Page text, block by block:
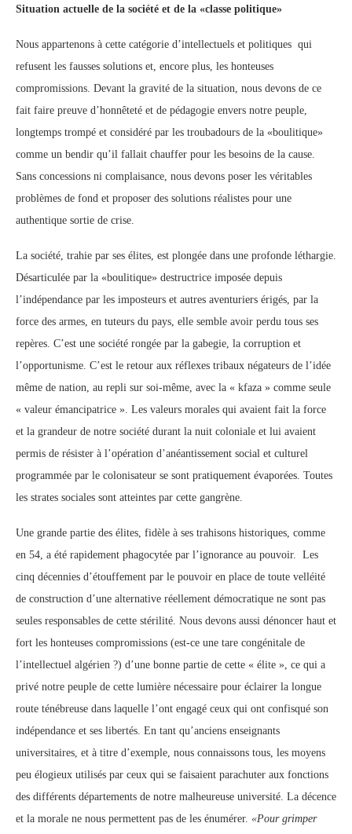
Situation actuelle de la société et de la «classe politique»
Nous appartenons à cette catégorie d’intellectuels et politiques qui
refusent les fausses solutions et, encore plus, les honteuses
compromissions. Devant la gravité de la situation, nous devons de ce
fait faire preuve d’honnêteté et de pédagogie envers notre peuple,
longtemps trompé et considéré par les troubadours de la «boulitique»
comme un bendir qu’il fallait chauffer pour les besoins de la cause.
Sans concessions ni complaisance, nous devons poser les véritables
problèmes de fond et proposer des solutions réalistes pour une
authentique sortie de crise.
La société, trahie par ses élites, est plongée dans une profonde léthargie.
Désarticulée par la «boulitique» destructrice imposée depuis
l’indépendance par les imposteurs et autres aventuriers érigés, par la
force des armes, en tuteurs du pays, elle semble avoir perdu tous ses
repères. C’est une société rongée par la gabegie, la corruption et
l’opportunisme. C’est le retour aux réflexes tribaux négateurs de l’idée
même de nation, au repli sur soi-même, avec la « kfaza » comme seule
« valeur émancipatrice ». Les valeurs morales qui avaient fait la force
et la grandeur de notre société durant la nuit coloniale et lui avaient
permis de résister à l’opération d’anéantissement social et culturel
programmée par le colonisateur se sont pratiquement évaporées. Toutes
les strates sociales sont atteintes par cette gangrène.
Une grande partie des élites, fidèle à ses trahisons historiques, comme
en 54, a été rapidement phagocytée par l’ignorance au pouvoir. Les
cinq décennies d’étouffement par le pouvoir en place de toute velléité
de construction d’une alternative réellement démocratique ne sont pas
seules responsables de cette stérilité. Nous devons aussi dénoncer haut et
fort les honteuses compromissions (est-ce une tare congénitale de
l’intellectuel algérien ?) d’une bonne partie de cette « élite », ce qui a
privé notre peuple de cette lumière nécessaire pour éclairer la longue
route ténébreuse dans laquelle l’ont engagé ceux qui ont confisqué son
indépendance et ses libertés. En tant qu’anciens enseignants
universitaires, et à titre d’exemple, nous connaissons tous, les moyens
peu élogieux utilisés par ceux qui se faisaient parachuter aux fonctions
des différents départements de notre malheureuse université. La décence
et la morale ne nous permettent pas de les énumérer. «Pour grimper